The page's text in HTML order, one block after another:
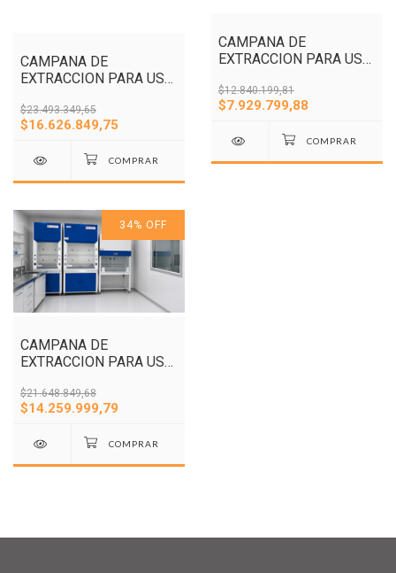
CAMPANA DE
EXTRACCION PARA USO
$23.493.349,65
$16.626.849,75
CAMPANA DE
EXTRACCION PARA USO
SOBREMESADA
$12.840.199,81
$7.929.799,88
34% OFF
CAMPANA DE
EXTRACCION PARA USO
$21.648.849,68
$14.259.999,79